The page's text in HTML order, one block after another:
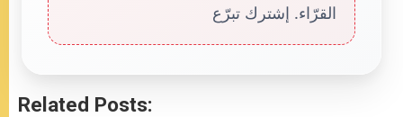
القرّاء. إشترك تبرّع
Related Posts: